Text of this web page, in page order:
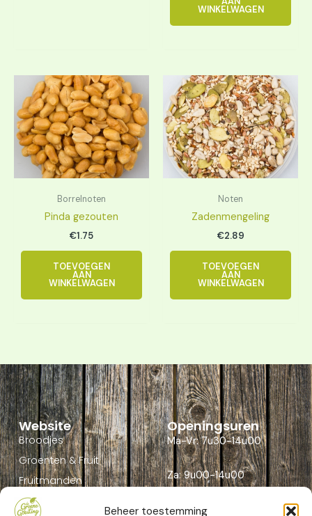
Beheer toestemming
WINKELWAGEN
Borrelnoten
Pinda gezouten
€1.75
TOEVOEGEN
AAN
WINKELWAGEN
Noten
Zadenmengeling
€2.89
TOEVOEGEN
AAN
WINKELWAGEN
Website
Broodjes
Groenten & Fruit
Fruitmanden
Contact
Openingsuren
Ma-Vr: 7u30-14u00
Za: 9u00-14u00